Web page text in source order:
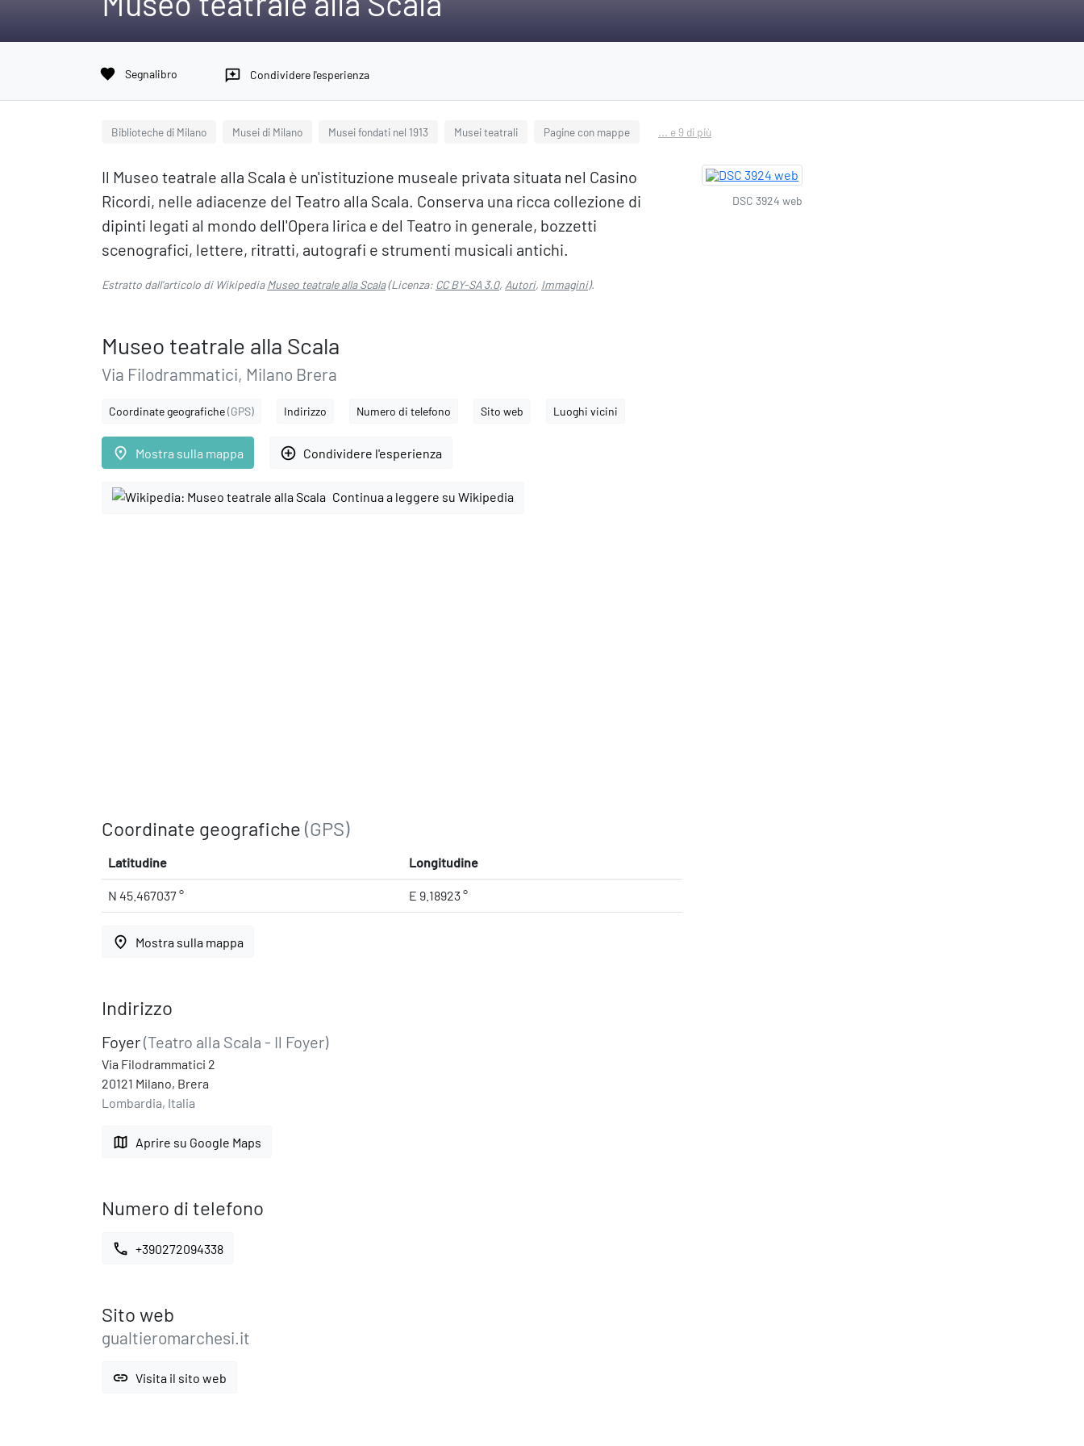
favorite Segnalibro reviews Condividere l'esperienza
Biblioteche di Milano Musei di Milano Musei fondati nel 1913 Musei teatrali Pagine con mappe ... e 9 di più
Il Museo teatrale alla Scala è un'istituzione museale privata situata nel Casino
Ricordi, nelle adiacenze del Teatro alla Scala. Conserva una ricca collezione di
dipinti legati al mondo dell'Opera lirica e del Teatro in generale, bozzetti
scenografici, lettere, ritratti, autografi e strumenti musicali antichi.
Estratto dall'articolo di WikipediaMuseo teatrale alla Scala(Licenza: CC BY-SA 3.0, Autori, Immagini).
Museo teatrale alla Scala
Via Filodrammatici, Milano Brera
Coordinate geografiche(GPS) Indirizzo Numero di telefono Sito web Luoghi vicini
place Mostra sulla mappa add_circle_outline Condividere l'esperienza
Continua a leggere su Wikipedia
Coordinate geografiche (GPS)
Latitudine Longitudine
N 45.467037 ° E 9.18923 °
place Mostra sulla mappa
Indirizzo
Foyer(Teatro alla Scala - Il Foyer)
Via Filodrammatici 2
20121 Milano, Brera
Lombardia, Italia
map Aprire su Google Maps
Numero di telefono
call +390272094338
Sito web
gualtieromarchesi.it
link Visita il sito web
DSC 3924 web